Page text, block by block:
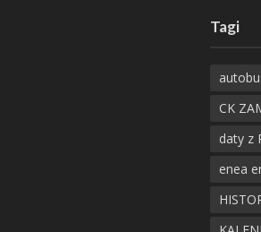
Tagi
CK
daty z
enea